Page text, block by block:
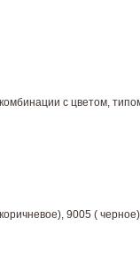
с цветом,
9005 (